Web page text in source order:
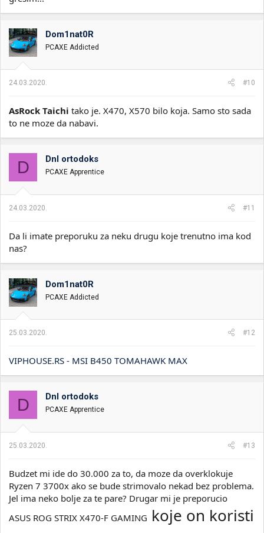
Dom1nat0R
PCAXE Addicted
24.03.2020. #10
AsRock Taichi tako je. X470, X570 bilo koja. Samo sto sada
to ne moze da nabavi.
D Dnl ortodoks
PCAXE Apprentice
24.03.2020. #11
Da li imate preporuku za neku drugu koje trenutno ima kod
nas?
Dom1nat0R
PCAXE Addicted
25.03.2020. #12
VIPHOUSE.RS - MSI B450 TOMAHAWK MAX
D Dnl ortodoks
PCAXE Apprentice
25.03.2020. #13
Budzet mi ide do 30.000 za to, da moze da overklokuje
Ryzen 7 3700x ako se bude strimovalo nekad bez problema.
Jel ima neko bolje za te pare? Drugar mi je preporucio
ASUS ROG STRIX X470-F GAMING koje on koristi